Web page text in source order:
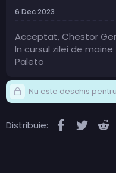
6 Dec 2023
Acceptat, Chestor
In cursul zilei de
Paleto
Nu este deschis
Distribuie: Facebook